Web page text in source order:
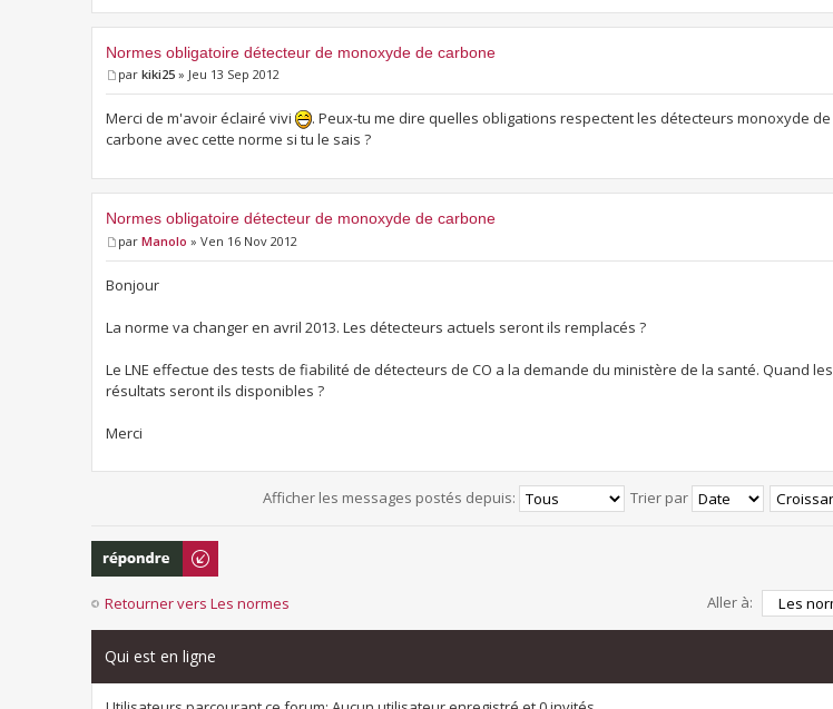
Normes obligatoire détecteur de monoxyde de carbone
par kiki25 » Jeu 13 Sep 2012
Merci de m'avoir éclairé vivi
. Peux-tu me dire quelles obligations respectent les détecteurs monoxyde de
carbone avec cette norme si tu le sais ?
Normes obligatoire détecteur de monoxyde de carbone
par Manolo » Ven 16 Nov 2012
Bonjour
La norme va changer en avril 2013. Les détecteurs actuels seront ils remplacés ?
Le LNE effectue des tests de fiabilité de détecteurs de CO a la demande du ministère de la santé. Quand les
résultats seront ils disponibles ?
Merci
Afficher les messages postés depuis: Trier par
Répondre
Retourner vers Les normes Aller à:
Qui est en ligne